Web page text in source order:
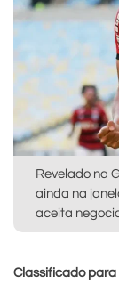
Revelado na
ainda na
aceita
Classificado para